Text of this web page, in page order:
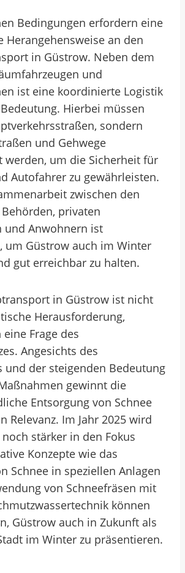
Bedingungen erfordern eine
Herangehensweise an den
in Güstrow. Neben dem
und
ist eine koordinierte Logistik
Hierbei müssen
sondern
und Gehwege
werden, um die Sicherheit für
Autofahrer zu gewährleisten.
zwischen den
privaten
und Anwohnern ist
um Güstrow auch im Winter
gut erreichbar zu halten.
in Güstrow ist nicht
Herausforderung,
Frage des
Angesichts des
und der steigenden Bedeutung
gewinnt die
Entsorgung von Schnee
Relevanz. Im Jahr 2025 wird
stärker in den Fokus
Konzepte wie das
Schnee in speziellen Anlagen
von Schneefräsen mit
können
Güstrow auch in Zukunft als
im Winter zu präsentieren.